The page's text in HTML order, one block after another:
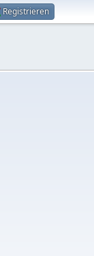
Registrieren